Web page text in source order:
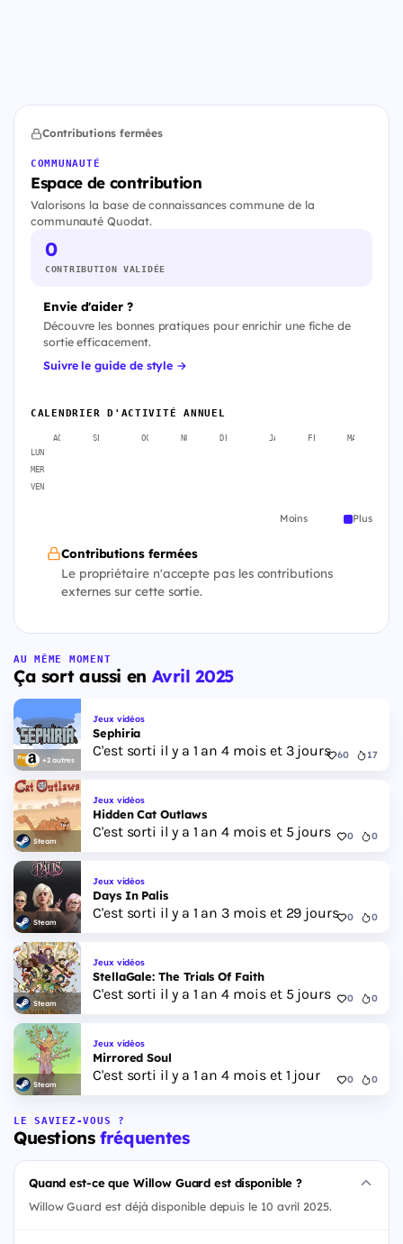
Contributions fermées
COMMUNAUTÉ
Espace de contribution
Valorisons la base de connaissances commune de la
communauté Quodat.
0
CONTRIBUTION VALIDÉE
Envie d'aider ?
Découvre les bonnes pratiques pour enrichir une fiche de
sortie efficacement.
Suivre le guide de style →
CALENDRIER D'ACTIVITÉ ANNUEL
AOÛT SEPT. OCT. NOV. DÉC. JANV. FÉVR. MARS
LUN
MER
VEN
Moins Plus
Contributions fermées
Le propriétaire n'accepte pas les contributions
externes sur cette sortie.
AU MÊME MOMENT
Ça sort aussi en Avril 2025
+2 autres
Jeux vidéos
Sephiria
C'est sorti il y a 1 an 4 mois et 3 jours 60 17
Steam
Jeux vidéos
Hidden Cat Outlaws
C'est sorti il y a 1 an 4 mois et 5 jours 0 0
Steam
Jeux vidéos
Days In Palis
C'est sorti il y a 1 an 3 mois et 29 jours 0 0
Steam
Jeux vidéos
StellaGale: The Trials Of Faith
C'est sorti il y a 1 an 4 mois et 5 jours 0 0
Steam
Jeux vidéos
Mirrored Soul
C'est sorti il y a 1 an 4 mois et 1 jour 0 0
LE SAVIEZ-VOUS ?
Questionsfréquentes
Quand est-ce que Willow Guard est disponible ?
Willow Guard est déjà disponible depuis le 10 avril 2025.